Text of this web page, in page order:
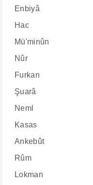
Enbiyâ
Hac
Mü'minûn
Nûr
Furkan
Şuarâ
Neml
Kasas
Ankebût
Rûm
Lokman